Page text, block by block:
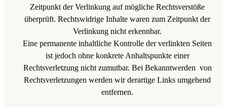
Zeitpunkt der Verlinkung auf mögliche Rechtsverstöße
überprüft. Rechtswidrige Inhalte waren zum Zeitpunkt der
Verlinkung nicht erkennbar.
Eine permanente inhaltliche Kontrolle der verlinkten Seiten
ist jedoch ohne konkrete Anhaltspunkte einer
Rechtsverletzung nicht zumutbar. Bei Bekanntwerden von
Rechtsverletzungen werden wir derartige Links umgehend
entfernen.